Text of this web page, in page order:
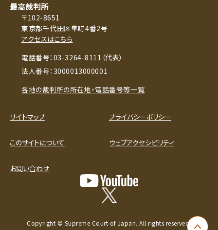
最高裁判所
〒102-8651
東京都千代田区隼町4番2号
アクセスはこちら
電話番号：03-3264-8111（代表）
法人番号：3000013000001
各地の裁判所の所在地・電話番号等一覧
サイトマップ プライバシーポリシー
このサイトについて ウェブアクセシビリティ
お問い合わせ
Copyright © Supreme Court of Japan. All rights reserved.